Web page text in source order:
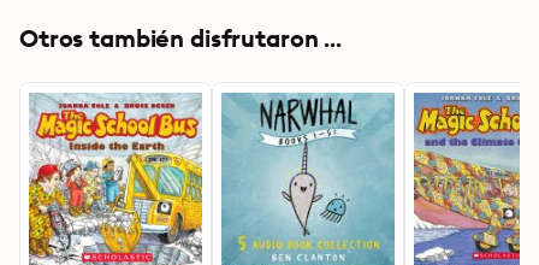
Otros también disfrutaron ...